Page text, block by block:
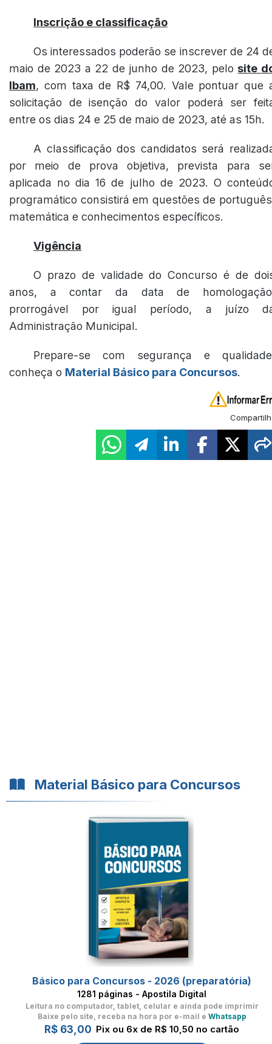
Inscrição e classificação
Os interessados poderão se inscrever de 24
maio de 2023 a 22 de junho de 2023, pelo site
Ibam, com taxa de R$ 74,00. Vale pontuar que
solicitação de isenção do valor poderá ser
entre os dias 24 e 25 de maio de 2023, até as 15h.
A classificação dos candidatos será
por meio de prova objetiva, prevista para
aplicada no dia 16 de julho de 2023. O
programático consistirá em questões de
matemática e conhecimentos específicos.
Vigência
O prazo de validade do Concurso é de
anos, a contar da data de
prorrogável por igual período, a juízo
Administração Municipal.
Prepare-se com segurança e
conheça o Material Básico para Concursos.
Material Básico para Concursos
Básico para Concursos - 2026 (preparatória)
1281 páginas - Apostila Digital
Leitura no computador, tablet, celular e ainda pode imprimir
Baixe pelo site, receba na hora por e-mail e Whatsapp
R$ 63,00 Pix ou 6x de R$ 10,50 no cartão